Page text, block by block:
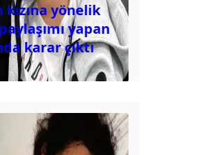
kızına yönelik
yapan
karar çıktı